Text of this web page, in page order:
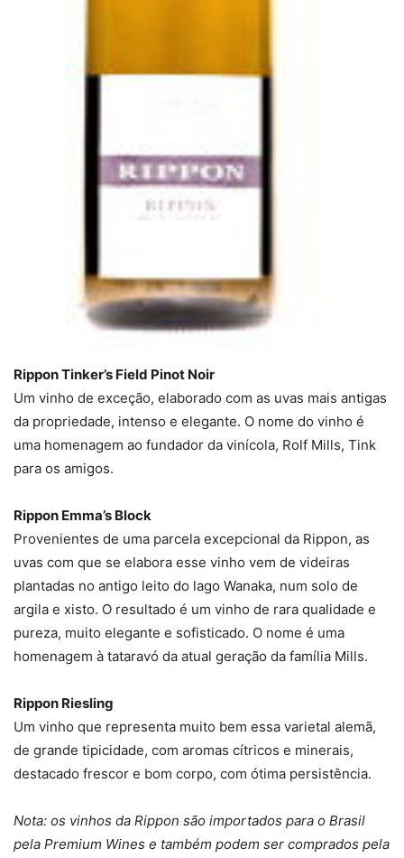
Rippon Tinker’s Field Pinot Noir
Um vinho de exceção, elaborado com as uvas mais antigas
da propriedade, intenso e elegante. O nome do vinho é
uma homenagem ao fundador da vinícola, Rolf Mills, Tink
para os amigos.
Rippon Emma’s Block
Provenientes de uma parcela excepcional da Rippon, as
uvas com que se elabora esse vinho vem de videiras
plantadas no antigo leito do lago Wanaka, num solo de
argila e xisto. O resultado é um vinho de rara qualidade e
pureza, muito elegante e sofisticado. O nome é uma
homenagem à tataravó da atual geração da família Mills.
Rippon Riesling
Um vinho que representa muito bem essa varietal alemã,
de grande tipicidade, com aromas cítricos e minerais,
destacado frescor e bom corpo, com ótima persistência.
Nota: os vinhos da Rippon são importados para o Brasil
pela Premium Wines e também podem ser comprados pela